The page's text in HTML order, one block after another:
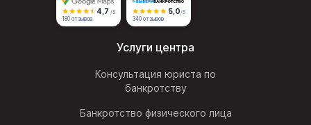
4,7 /5
180 отзывов
5,0/5
340 отзывов
Услуги центра
Консультация юриста по
банкротству
Банкротство физического лица